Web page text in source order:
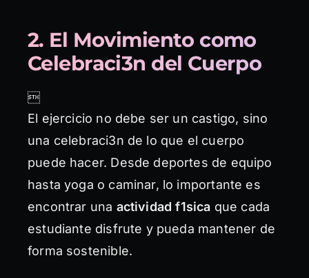
2. El Movimiento como
Celebraci3n del Cuerpo

El ejercicio no debe ser un castigo, sino
una celebraci3n de lo que el cuerpo
puede hacer. Desde deportes de equipo
hasta yoga o caminar, lo importante es
encontrar una actividad f1sica que cada
estudiante disfrute y pueda mantener de
forma sostenible.